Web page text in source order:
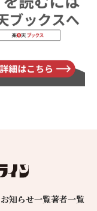
お知らせ一覧著者一覧